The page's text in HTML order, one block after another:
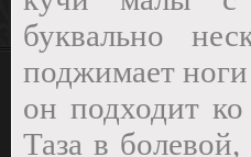
буквально
поджимает
он подходит
Таза в